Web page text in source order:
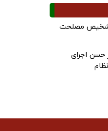
مصلحت
حسن اجرای